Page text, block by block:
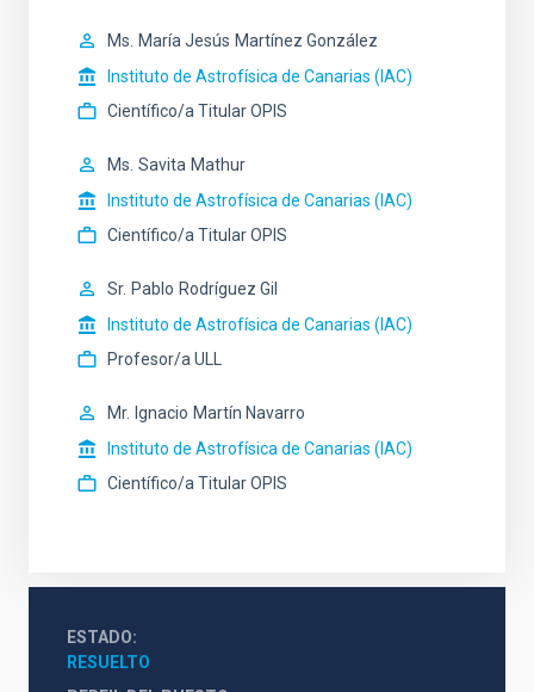
Ms. María Jesús Martínez González
Instituto de Astrofísica de Canarias (IAC)
Científico/a Titular OPIS
Ms. Savita Mathur
Instituto de Astrofísica de Canarias (IAC)
Científico/a Titular OPIS
Sr. Pablo Rodríguez Gil
Instituto de Astrofísica de Canarias (IAC)
Profesor/a ULL
Mr. Ignacio Martín Navarro
Instituto de Astrofísica de Canarias (IAC)
Científico/a Titular OPIS
ESTADO
RESUELTO